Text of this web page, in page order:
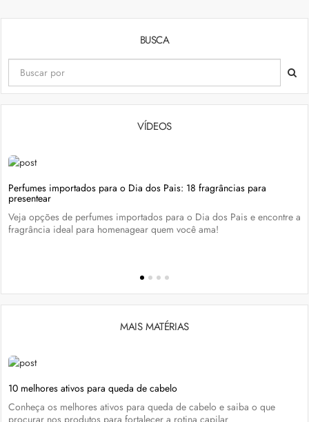
BUSCA
VÍDEOS
Perfumes importados para o Dia dos Pais: 18 fragrâncias para
presentear
Veja opções de perfumes importados para o Dia dos Pais e encontre a
fragrância ideal para homenagear quem você ama!
MAIS MATÉRIAS
10 melhores ativos para queda de cabelo
Conheça os melhores ativos para queda de cabelo e saiba o que
procurar nos produtos para fortalecer a rotina capilar